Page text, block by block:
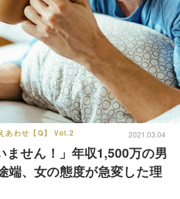
あわせ【Q】 Vol.2 2021.03.04
ません！」年収1,500万の男
端、女の態度が急変した理